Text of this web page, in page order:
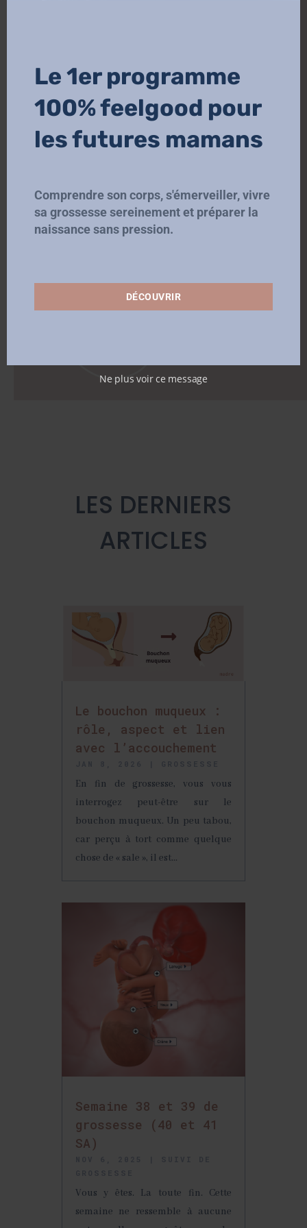
Enregistrer mon nom, mon e-mail et mon
site dans le navigateur pour mon prochain
commentaire.
LES DERNIERS
ARTICLES
Le bouchon muqueux :
rôle, aspect et lien
avec l’accouchement
En fin de grossesse, vous vous
interrogez peut-être sur le
bouchon muqueux. Un peu tabou,
car perçu à tort comme quelque
chose de « sale », il est...
Semaine 38 et 39 de
grossesse (40 et 41
SA)
Vous y êtes. La toute fin. Cette
semaine ne ressemble à aucune
Le 1er programme
100% feelgood pour
les futures mamans
Comprendre son corps, s'émerveiller, vivre
sa grossesse sereinement et préparer la
naissance sans pression.
DÉCOUVRIR
Ne plus voir ce message